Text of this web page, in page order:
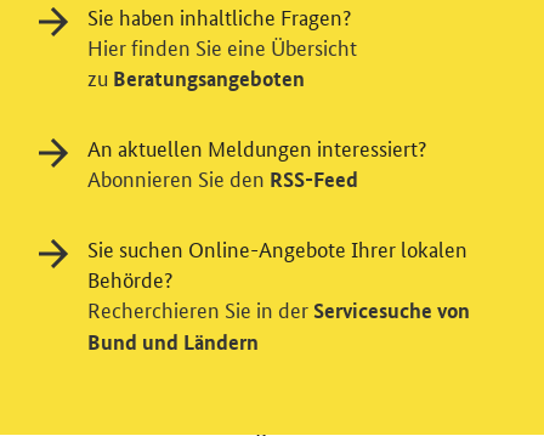
Einwilligung in Tracking und / oder
Videodienst
Wir bitten Sie an dieser Stelle um Ihre Einwilligung für
verschiedene Zusatzdienste unserer Webseite: Wir
möchten die Nutzeraktivität mit Hilfe
Sie haben inhaltliche Fragen?
Hier finden Sie eine Übersicht
zu Beratungsangeboten
An aktuellen Meldungen interessiert?
Abonnieren Sie den RSS-Feed
Sie suchen Online-Angebote Ihrer lokalen
Behörde?
Recherchieren Sie in der Servicesuche von
Bund und Ländern